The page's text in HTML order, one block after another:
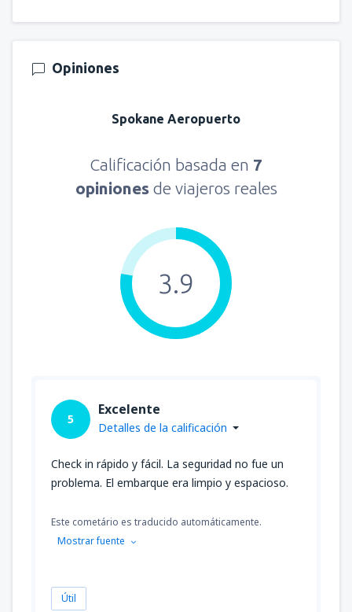
Opiniones
Spokane Aeropuerto
Calificación basada en 7
opiniones de viajeros reales
3.9
5
Excelente
Detalles de la calificación
Check in rápido y fácil. La seguridad no fue un
problema. El embarque era limpio y espacioso.
Este cometário es traducido automáticamente.
Mostrar fuente
Útil